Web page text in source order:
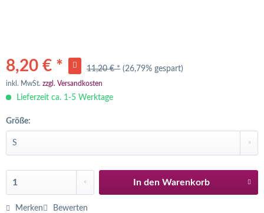
8,20 € * 11,20 € * (26,79% gespart)
inkl. MwSt. zzgl. Versandkosten
Lieferzeit ca. 1-5 Werktage
Größe:
In den Warenkorb
Merken Bewerten